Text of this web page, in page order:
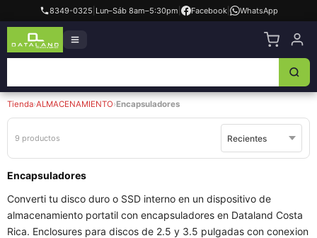
8349-0325 Lun–Sáb 8am–5:30pm Facebook| WhatsApp
Tienda›ALMACENAMIENTO›Encapsuladores
9 productos
Encapsuladores
Converti tu disco duro o SSD interno en un dispositivo de
almacenamiento portatil con encapsuladores en Dataland Costa
Rica. Enclosures para discos de 2.5 y 3.5 pulgadas con conexion